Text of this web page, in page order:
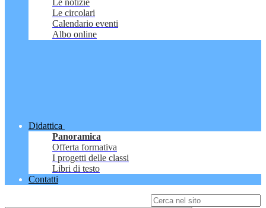
Le notizie
Le circolari
Calendario eventi
Albo online
Didattica
Panoramica
Offerta formativa
I progetti delle classi
Libri di testo
Contatti